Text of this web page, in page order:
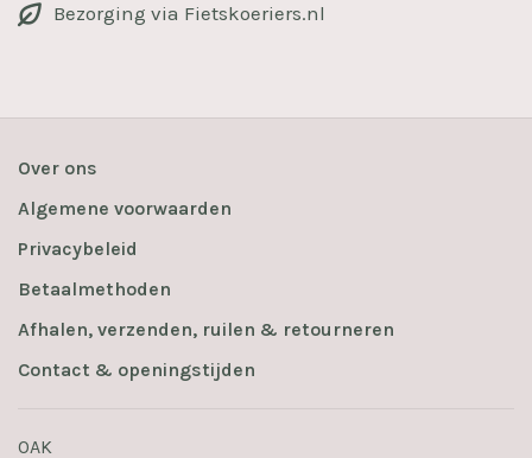
Bezorging via Fietskoeriers.nl
Over ons
Algemene voorwaarden
Privacybeleid
Betaalmethoden
Afhalen, verzenden, ruilen & retourneren
Contact & openingstijden
OAK